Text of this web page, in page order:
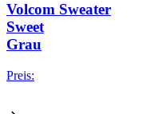
Volcom Sweater
Sweet
Grau
Preis: